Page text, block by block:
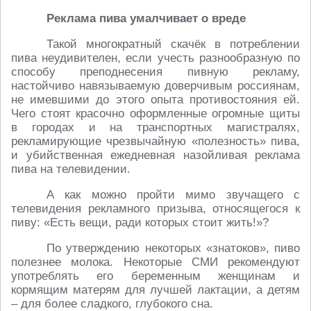
Реклама пива умалчивает о вреде
Такой многократный скачёк в потреблении
пива неудивителен, если учесть разнообразную по
способу преподнесения пивную рекламу,
настойчиво навязываемую доверчивым россиянам,
не имевшими до этого опыта противостояния ей.
Чего стоят красочно оформленные огромные щиты
в городах и на транспортных магистралях,
рекламирующие чрезвычайную «полезность» пива,
и убийственная ежедневная назойливая реклама
пива на телевидении.
А как можно пройти мимо звучащего с
телевидения рекламного призыва, относящегося к
пиву: «Есть вещи, ради которых стоит жить!»?
По утверждению некоторых «знатоков», пиво
полезнее молока. Некоторые СМИ рекомендуют
употреблять его беременным женщинам и
кормящим матерям для лучшей лактации, а детям
– для более сладкого, глубокого сна.